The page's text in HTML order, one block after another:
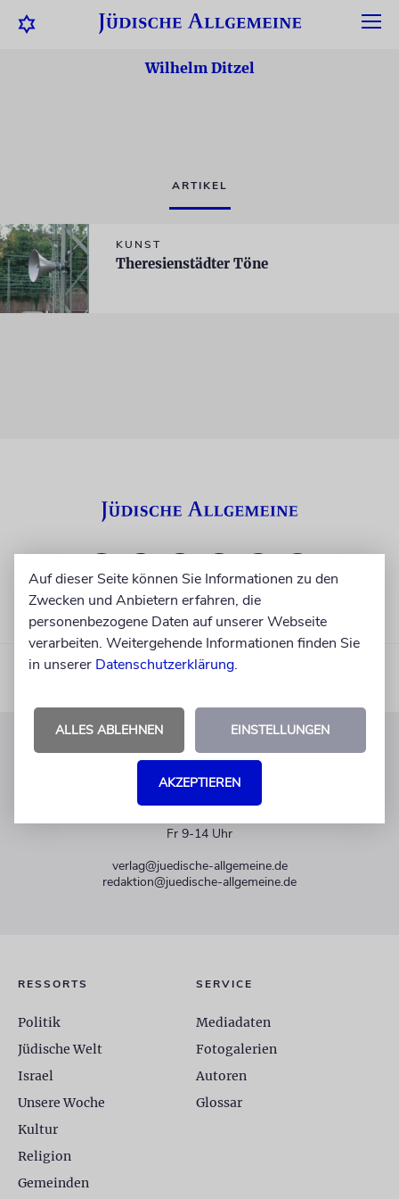
Wilhelm Ditzel
ARTIKEL
KUNST
Theresienstädter Töne
KUNDENSERVICE
Fr 9-14 Uhr
verlag@juedische-allgemeine.de
redaktion@juedische-allgemeine.de
RESSORTS
Politik
Jüdische Welt
Israel
Unsere Woche
Kultur
Religion
Gemeinden
SERVICE
Mediadaten
Fotogalerien
Autoren
Glossar
Auf dieser Seite können Sie Informationen zu den
Zwecken und Anbietern erfahren, die
personenbezogene Daten auf unserer Webseite
verarbeiten. Weitergehende Informationen finden Sie
in unserer Datenschutzerklärung.
ALLES ABLEHNEN EINSTELLUNGEN
AKZEPTIEREN